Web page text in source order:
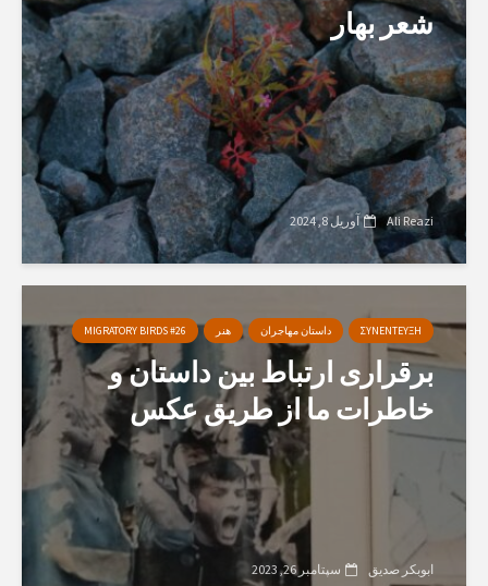
شعر بهار
Ali Reazi آوریل 8, 2024
ΣΥΝΕΝΤΕΥΞΗ داستان مهاجران هنر MIGRATORY BIRDS #26
برقراری ارتباط بین داستان و
خاطرات ما از طریق عکس
ابوبکر صدیق سپتامبر 26, 2023